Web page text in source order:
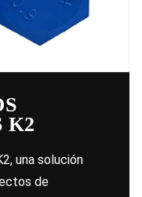
K2
una solución
de